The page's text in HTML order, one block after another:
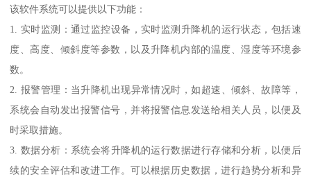
该软件系统可以提供以下功能：
1. 实时监测：通过监控设备，实时监测升降机的运行状态，包括速
度、高度、倾斜度等参数，以及升降机内部的温度、湿度等环境参
数。
2. 报警管理：当升降机出现异常情况时，如超速、倾斜、故障等，
系统会自动发出报警信号，并将报警信息发送给相关人员，以便及
时采取措施。
3. 数据分析：系统会将升降机的运行数据进行存储和分析，以便后
续的安全评估和改进工作。可以根据历史数据，进行趋势分析和异